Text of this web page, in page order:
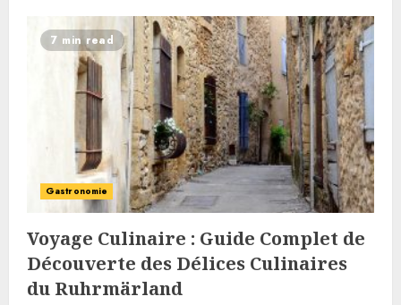
7 min read
Gastronomie
Voyage Culinaire : Guide Complet de
Découverte des Délices Culinaires
du Ruhrmärland